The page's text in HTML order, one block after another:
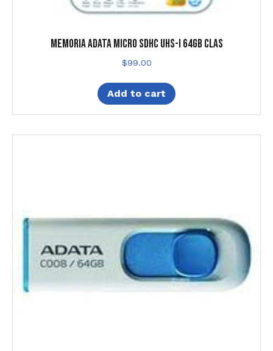
MEMORIA ADATA MICRO SDHC UHS-I 64GB CLAS
$99.00
Add to cart